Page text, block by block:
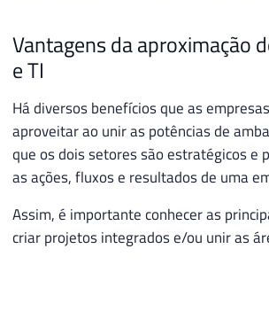
Vantagens da aproximação
e TI
Há diversos benefícios que as
aproveitar ao unir as potências de
que os dois setores são estratégicos e
as ações, fluxos e resultados de uma
Assim, é importante conhecer as
criar projetos integrados e/ou unir as